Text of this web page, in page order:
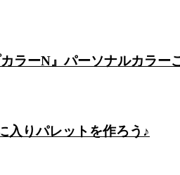
ラーN』パーソナルカラー
入りパレットを作ろう♪